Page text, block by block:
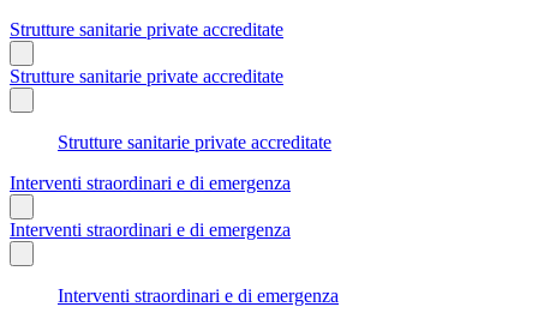
Strutture sanitarie private accreditate
Strutture sanitarie private accreditate
Strutture sanitarie private accreditate
Interventi straordinari e di emergenza
Interventi straordinari e di emergenza
Interventi straordinari e di emergenza